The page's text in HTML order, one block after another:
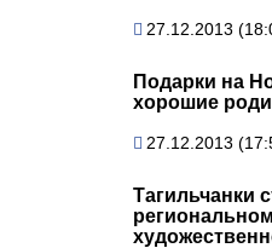
27.12.2013
Подарки на
хорошие
27.12.2013
Тагильчанки